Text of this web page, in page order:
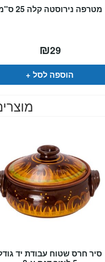
מטרפה נירוסטה קלה 25 ס"מ
₪29
הוספה לסל
סיר חרס שטוח עבודת יד